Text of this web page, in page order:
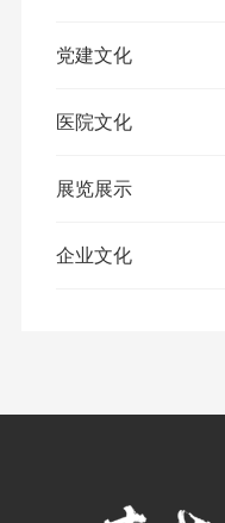
党建文化
医院文化
展览展示
企业文化